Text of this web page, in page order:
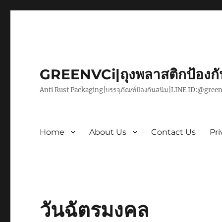
GREENVCi|ถุงพลาสติกป้อ
Anti Rust Packaging|บรรจุภัณฑ์ป้องกันสนิม|LINE
Home About Us Contact Us
วันฉัตรมงคล